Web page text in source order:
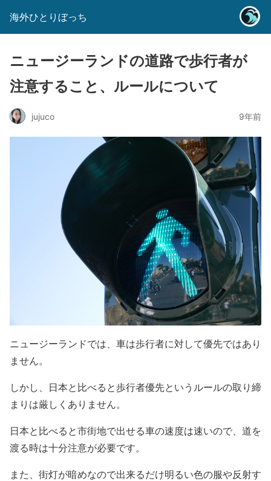
海外ひとりぼっち
ニュージーランドの道路で歩行者が
注意すること、ルールについて
jujuco 9年前
ニュージーランドでは、車は歩行者に対して優先ではあり
ません。
しかし、日本と比べると歩行者優先というルールの取り締
まりは厳しくありません。
日本と比べると市街地で出せる車の速度は速いので、道を
渡る時は十分注意が必要です。
また、街灯が暗めなので出来るだけ明るい色の服や反射す